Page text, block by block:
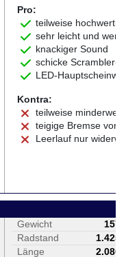
Pro:
teilweise
sehr leicht und
knackiger Sound
schicke Scrambler-
LED-
Kontra:
teilweise
teigige Bremse
Leerlauf nur
Gewicht
157
Radstand
1.425
Länge
2.080